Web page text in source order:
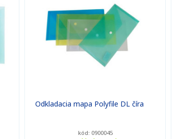
Odkladacia mapa Polyfile DL číra
kód: 0900045